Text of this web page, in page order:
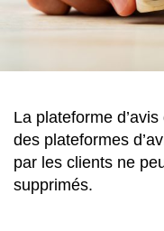
La plateforme
des plateformes
par les clients ne
supprimés.